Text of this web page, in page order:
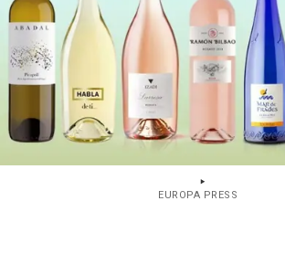
EUROPA PRESS